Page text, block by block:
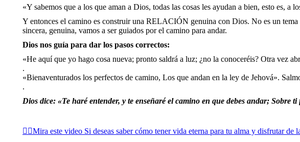
«Y sabemos que a los que aman a Dios, todas las cosas les ayudan a bien, esto es,
Y entonces el camino es construir una RELACIÓN genuina con Dios. No es un
sincera, genuina, vamos a ser guiados por el camino para andar.
Dios nos guía para dar los pasos correctos:
«He aquí que yo hago cosa nueva; pronto saldrá a luz; ¿no la conoceréis? Otra vez
.
«Bienaventurados los perfectos de camino, Los que andan en la ley de Jehová».
.
Dios dice: «Te haré entender, y te enseñaré el camino en que debes andar; Sobre
👉🏻Mira este video Si deseas saber cómo tener vida eterna para tu alma y disfrutar de